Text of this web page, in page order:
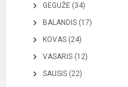
GEGUŽĖ (34)
BALANDIS (17)
KOVAS (24)
VASARIS (12)
SAUSIS (22)